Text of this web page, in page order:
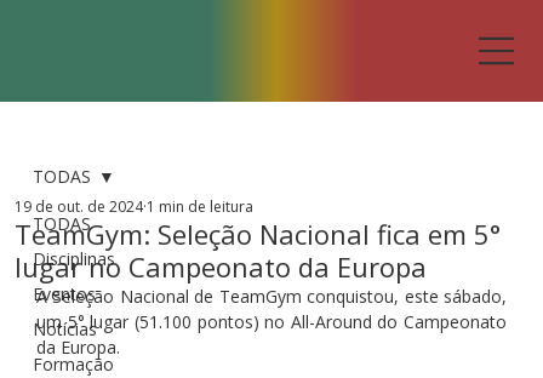
TODAS
Disciplinas
Eventos
Notícias
Formação
TODAS
TeamGym: Seleção Nacional fica em 5°
lugar no Campeonato da Europa
19 de out. de 2024 1 min de leitura
A Seleção Nacional de TeamGym conquistou, este sábado,
um 5° lugar (51.100 pontos) no All-Around do Campeonato
da Europa.